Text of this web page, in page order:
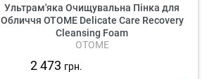
Ультрам'яка Очищувальна Пінка для
Обличчя OTOME Delicate Care Recovery
Cleansing Foam
OTOME
2 473 грн.